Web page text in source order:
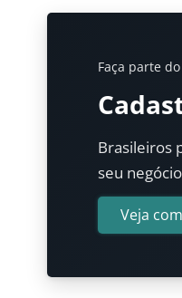
Faça parte
Brasileiros
seu
Veja